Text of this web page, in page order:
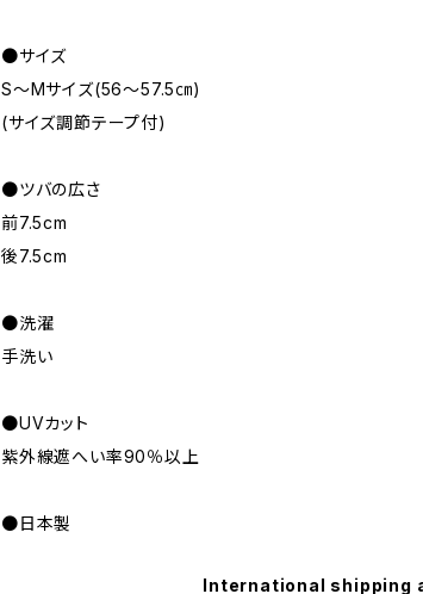
●サイズ
S～Mサイズ(56～57.5㎝)
(サイズ調節テープ付)
●ツバの広さ
前7.5cm
後7.5cm
●洗濯
手洗い
●UVカット
紫外線遮へい率90％以上
●日本製
International shipping